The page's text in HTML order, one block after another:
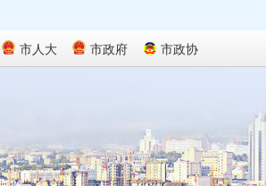
市人大 市政府 市政协